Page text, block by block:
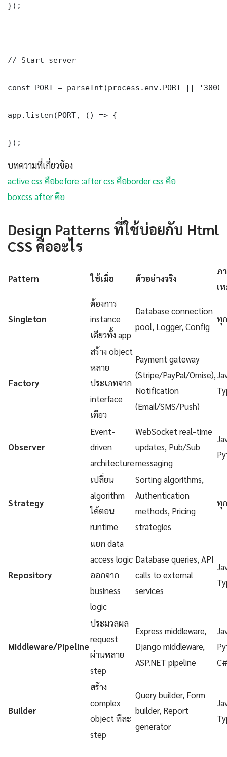
});
// Start server
const PORT = parseInt(process.env.PORT ||
app.listen(PORT, () => {
});
บทความที่เกี่ยวข้อง
active css คือbefore :after css คือborder css คือ
boxcss after คือ
Design Patterns ที่ใช้บ่อยกับ Html
CSS คืออะไร
Pattern ใช้เมื่อ ตัวอย่างจริง
ภ
เ
Singleton
ต้องการ
instance
เดียวทั้ง app
Database connection
pool, Logger, Config
ทุ
Factory
สร้าง object
หลาย
ประเภทจาก
interface
เดียว
Payment gateway
(Stripe/PayPal/Omise),
Notification
(Email/SMS/Push)
Observer
Event-
driven
architecture
WebSocket real-time
updates, Pub/Sub
messaging
Strategy
เปลี่ยน
algorithm
ได้ตอน
runtime
Sorting algorithms,
Authentication
methods, Pricing
strategies
ทุ
Repository
แยก data
access logic
ออกจาก
business
logic
Database queries, API
calls to external
services
Middleware/Pipeline
ประมวลผล
request
ผ่านหลาย
step
Express middleware,
Django middleware,
ASP.NET pipeline
Builder
สร้าง
complex
object ทีละ
step
Query builder, Form
builder, Report
generator